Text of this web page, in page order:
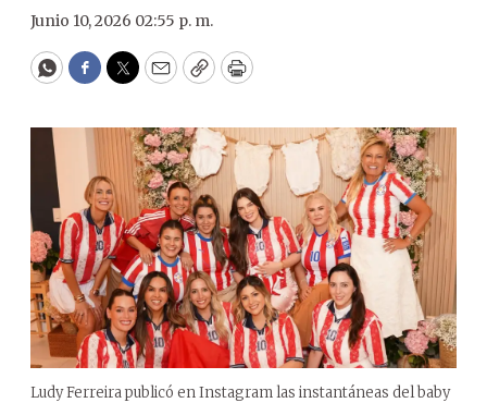
Junio 10, 2026 02:55 p. m.
WhatsApp
Facebook
Twitter
EmailCopyPrint
Ludy Ferreira publicó en Instagram las instantáneas del baby